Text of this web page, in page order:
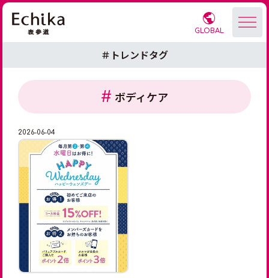
GLOBAL
＃トレンドタグ
ボディケア
2026-06-04